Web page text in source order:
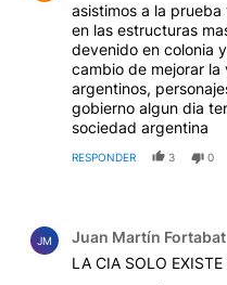
asistimos a la
en las estructuras
devenido en colonia
cambio de mejorar
argentinos,
gobierno algun dia
sociedad argentina
RESPONDER 3 0
JM Juan Martín Fortabat
LA CIA SOLO